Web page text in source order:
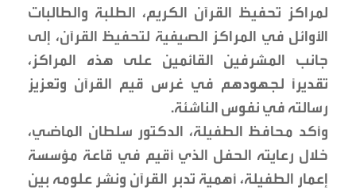
لمراكز تحفيظ القرآن الكريم، الطلبة والطالبات
الأوائل في المراكز الصيفية لتحفيظ القرآن، إلى
جانب المشرفين القائمين على هذه المراكز،
تقديراً لجهودهم في غرس قيم القرآن وتعزيز
رسالته في نفوس الناشئة.
وأكد محافظ الطفيلة، الدكتور سلطان الماضي،
خلال رعايته الحفل الذي أقيم في قاعة مؤسسة
إعمار الطفيلة، أهمية تدبر القرآن ونشر علومه بين